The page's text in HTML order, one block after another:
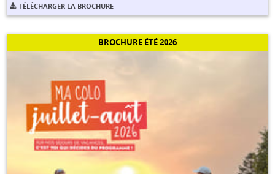
TÉLÉCHARGER LA BROCHURE
BROCHURE ÉTÉ 2026